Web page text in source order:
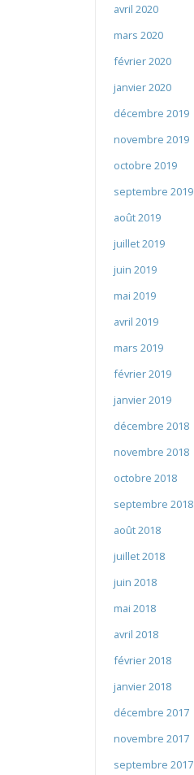
avril 2020
mars 2020
février 2020
janvier 2020
décembre 2019
novembre 2019
octobre 2019
septembre 2019
août 2019
juillet 2019
juin 2019
mai 2019
avril 2019
mars 2019
février 2019
janvier 2019
décembre 2018
novembre 2018
octobre 2018
septembre 2018
août 2018
juillet 2018
juin 2018
mai 2018
avril 2018
février 2018
janvier 2018
décembre 2017
novembre 2017
septembre 2017